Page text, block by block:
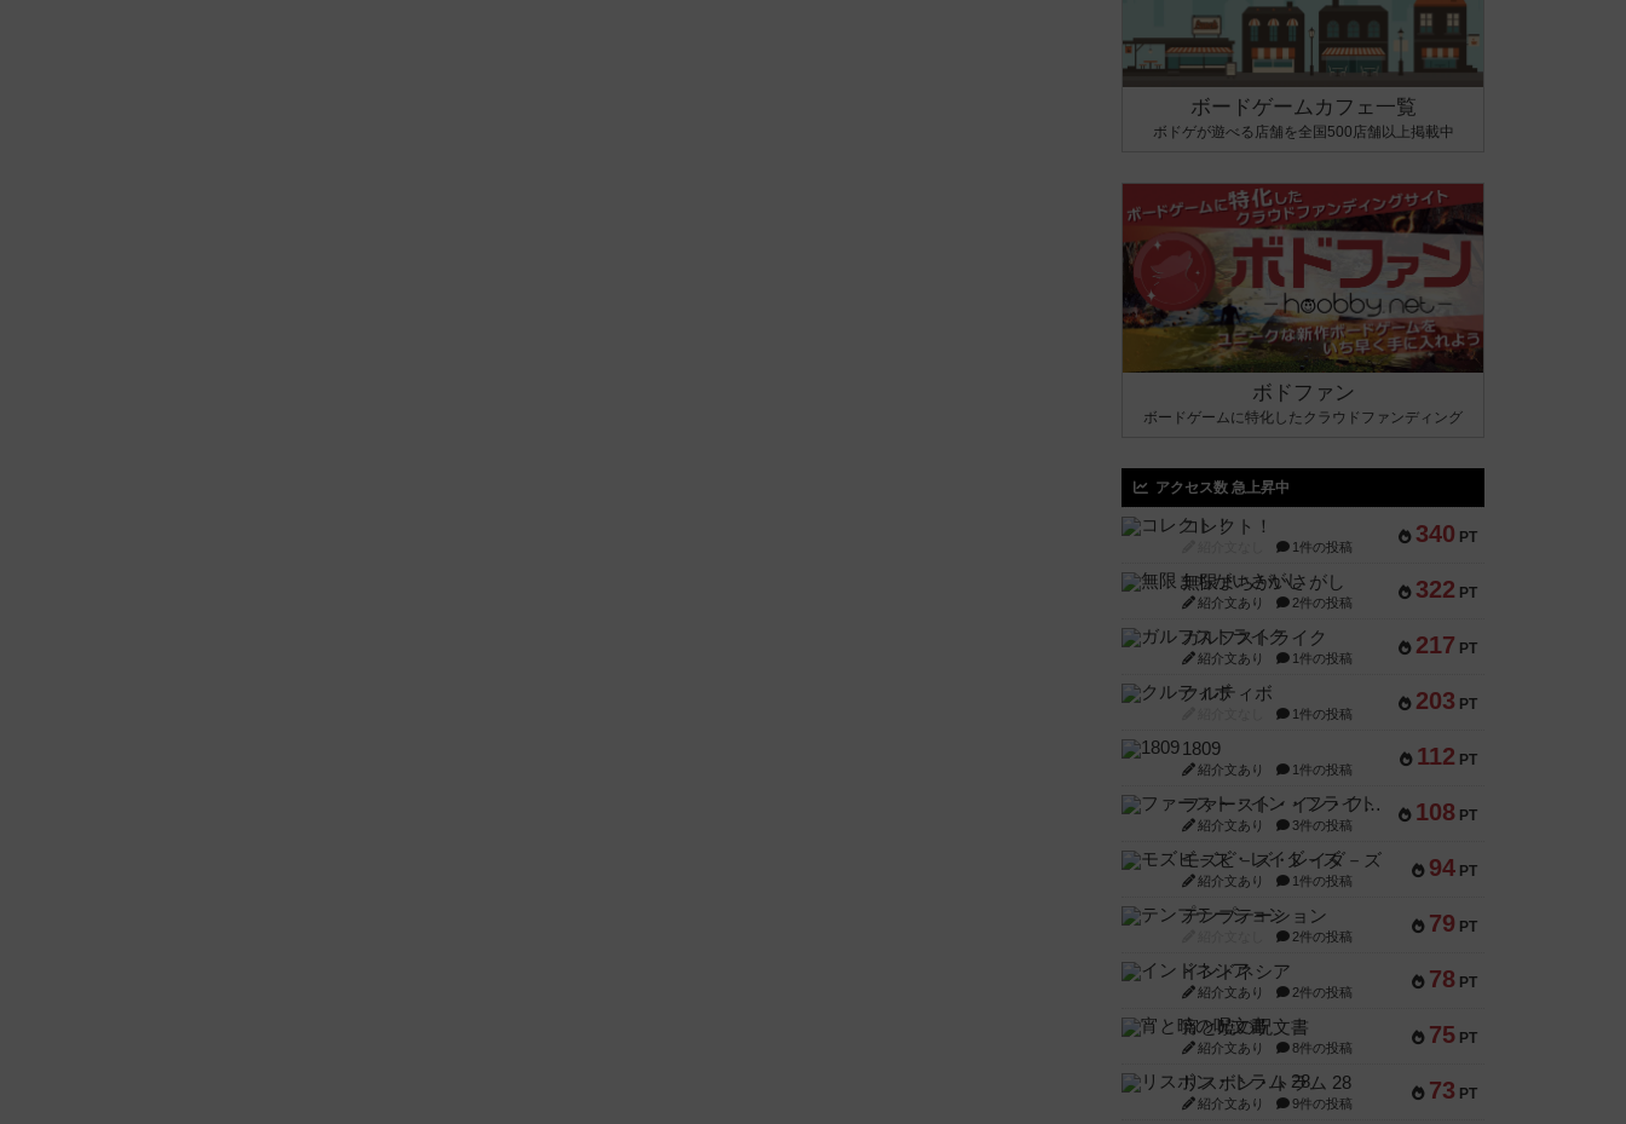
ボードゲームカフェ一覧
ボドゲが遊べる店舗を全国500店舗以上掲載中
ボドファン
ボードゲームに特化したクラウドファンディング
アクセス数 急上昇中
340 PT
コレクト！
1件の投稿
322 PT
無限まちがいさがし
紹介文あり 2件の投稿
217 PT
ガルフストライク
紹介文あり 1件の投稿
203 PT
クルティボ
1件の投稿
112 PT
1809
紹介文あり 1件の投稿
108 PT
ファースト・イン・フライト
紹介文あり 3件の投稿
94 PT
モズビ－ズ・レイダ－ズ
紹介文あり 1件の投稿
79 PT
テンプテーション
2件の投稿
78 PT
インドネシア
紹介文あり 2件の投稿
75 PT
宵と暁の呪文書
紹介文あり 8件の投稿
73 PT
リスボン・トラム 28
紹介文あり 9件の投稿